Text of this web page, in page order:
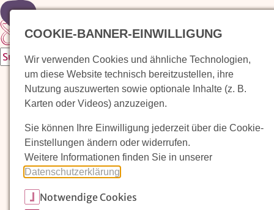
Zur Startseite
Waldorfkindergarten finden
Pädagogischer Ansatz
Arbeit im Waldorfkindergarten
Unser Verein
Magazin: Erziehungskunst frühe Kindheit
COOKIE-BANNER-EINWILLIGUNG
Wir verwenden Cookies und ähnliche Technologien,
um diese Website technisch bereitzustellen, ihre
Nutzung auszuwerten sowie optionale Inhalte (z. B.
Karten oder Videos) anzuzeigen.
Sie können Ihre Einwilligung jederzeit über die Cookie-
Einstellungen ändern oder widerrufen.
Weitere Informationen finden Sie in unserer
Datenschutzerklärung
Notwendige Cookies